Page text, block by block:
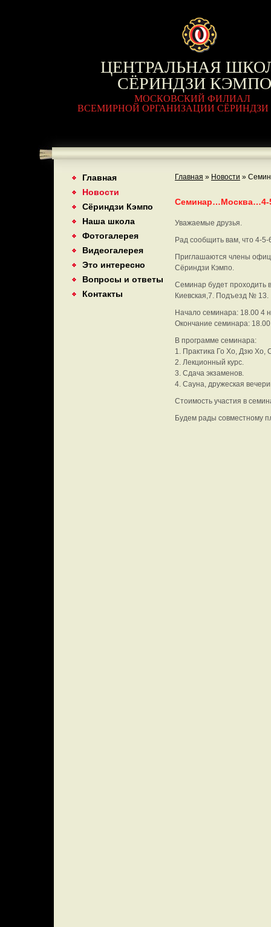
ЦЕНТРАЛЬНАЯ
СЁРИНДЗИ КЭМПО
МОСКОВСКИЙ ФИЛИАЛ
ВСЕМИРНОЙ ОРГАНИЗАЦИИ
Главная
Новости
Сёриндзи Кэмпо
Наша школа
Фотогалерея
Видеогалерея
Это интересно
Вопросы и ответы
Контакты
Главная » Новости »
Семинар…Москва…4-
Уважаемые друзья.
Рад сообщить вам, что 4-
Приглашаются члены
Сёриндзи Кэмпо.
Семинар будет проходить
Киевская,7. Подъезд № 13.
Начало семинара: 18.00 4
Окончание семинара:
В программе семинара:
1. Практика Го Хо, Дзю Хо,
2. Лекционный курс.
3. Сдача экзаменов.
4. Сауна, дружеская
Стоимость участия в
Будем рады совместному